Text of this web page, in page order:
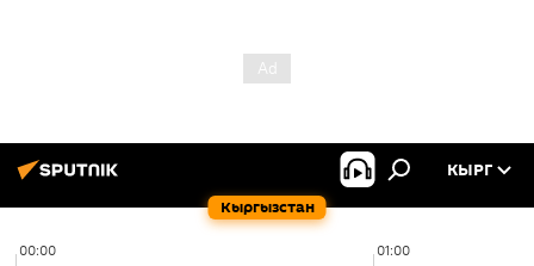
Кыргызстан
КЫРГ
00:00 01:00